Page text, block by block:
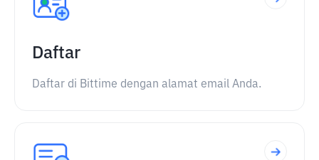
Daftar
Daftar di Bittime dengan alamat email Anda.